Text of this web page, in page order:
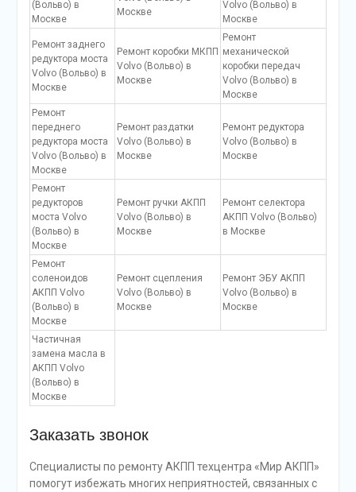
(Вольво) в
Москве
Москве
Volvo (Вольво) в
Москве
Ремонт заднего
редуктора моста
Volvo (Вольво) в
Москве
Ремонт коробки МКПП
Volvo (Вольво) в
Москве
Ремонт
механической
коробки передач
Volvo (Вольво) в
Москве
Ремонт
переднего
редуктора моста
Volvo (Вольво) в
Москве
Ремонт раздатки
Volvo (Вольво) в
Москве
Ремонт редуктора
Volvo (Вольво) в
Москве
Ремонт
редукторов
моста Volvo
(Вольво) в
Москве
Ремонт ручки АКПП
Volvo (Вольво) в
Москве
Ремонт селектора
АКПП Volvo (Вольво)
в Москве
Ремонт
соленоидов
АКПП Volvo
(Вольво) в
Москве
Ремонт сцепления
Volvo (Вольво) в
Москве
Ремонт ЭБУ АКПП
Volvo (Вольво) в
Москве
Частичная
замена масла в
АКПП Volvo
(Вольво) в
Москве
Заказать звонок
Специалисты по ремонту АКПП техцентра «Мир АКПП»
помогут избежать многих неприятностей, связанных с